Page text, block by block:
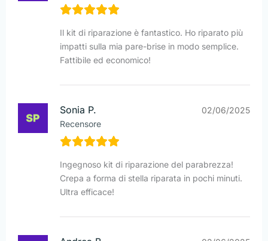
Il kit di riparazione è fantastico. Ho riparato più
impatti sulla mia pare-brise in modo semplice.
Fattibile ed economico!
Sonia P.
Recensore
02/06/2025
Ingegnoso kit di riparazione del parabrezza!
Crepa a forma di stella riparata in pochi minuti.
Ultra efficace!